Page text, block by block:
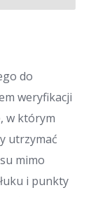
do
weryfikacji
w którym
utrzymać
mimo
i punkty